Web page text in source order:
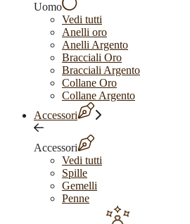
Uomo
Vedi tutti
Anelli oro
Anelli Argento
Bracciali Oro
Bracciali Argento
Collane Oro
Collane Argento
Accessori
Accessori
Vedi tutti
Spille
Gemelli
Penne